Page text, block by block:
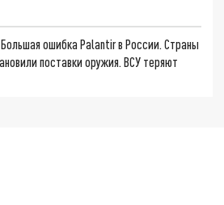
ошибка Palantir в России. Страны
поставки оружия. ВСУ теряют